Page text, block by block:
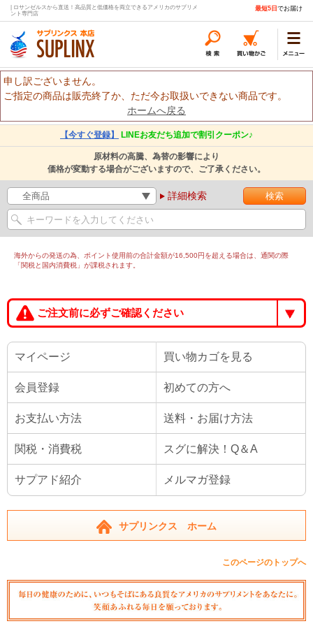
| ロサンゼルスから直送！高品質と低価格を両立できるアメリカのサプリメ
ント専門店
最短5日 でお届け
申し訳ございません。
ご指定の商品は販売終了か、ただ今お取扱いできない商品です。
ホームへ戻る
【今すぐ登録】 LINEお友だち追加で割引クーポン♪
原材料の高騰、為替の影響により
価格が変動する場合がございますので、ご了承ください。
詳細検索
海外からの発送の為、ポイント使用前の合計金額が16,500円を超える場合は、通関の際
「関税と国内消費税」が課税されます。
ご注文前に必ずご確認ください
マイページ 買い物カゴを見る
会員登録 初めての方へ
お支払い方法 送料・お届け方法
関税・消費税 スグに解決！Q＆A
サプアド紹介 メルマガ登録
サプリンクス ホーム
このページのトップへ